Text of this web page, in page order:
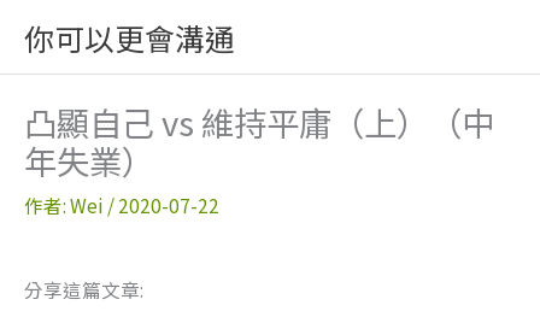
主
你可以更會溝通
凸顯自己 vs 維持平庸（上）（中
年失業）
作者:Wei /2020-07-22
分享這篇文章: